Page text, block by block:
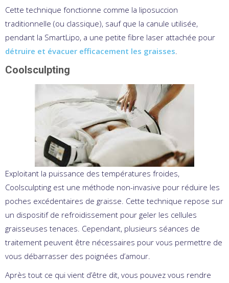
Cette technique fonctionne comme la liposuccion
traditionnelle (ou classique), sauf que la canule utilisée,
pendant la SmartLipo, a une petite fibre laser attachée pour
détruire et évacuer efficacement les graisses.
Coolsculpting
Exploitant la puissance des températures froides,
Coolsculpting est une méthode non-invasive pour réduire les
poches excédentaires de graisse. Cette technique repose sur
un dispositif de refroidissement pour geler les cellules
graisseuses tenaces. Cependant, plusieurs séances de
traitement peuvent être nécessaires pour vous permettre de
vous débarrasser des poignées d’amour.
Après tout ce qui vient d’être dit, vous pouvez vous rendre